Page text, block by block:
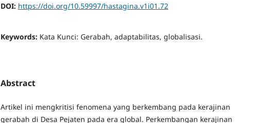
DOI: https://doi.org/10.59997/hastagina.v1i01.72
Keywords: Kata Kunci: Gerabah, adaptabilitas, globalisasi.
Abstract
Artikel ini mengkritisi fenomena yang berkembang pada kerajinan
gerabah di Desa Pejaten pada era global. Perkembangan kerajinan